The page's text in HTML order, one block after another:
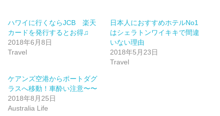
ハワイに行くならJCB 楽天
カードを発行するとお得♫
2018年6月8日
Travel
日本人におすすめホテルNo1
はシェラトンワイキキで間違
いない理由
2018年5月23日
Travel
ケアンズ空港からポートダグ
ラスへ移動！車酔い注意〜〜
2018年8月25日
Australia Life